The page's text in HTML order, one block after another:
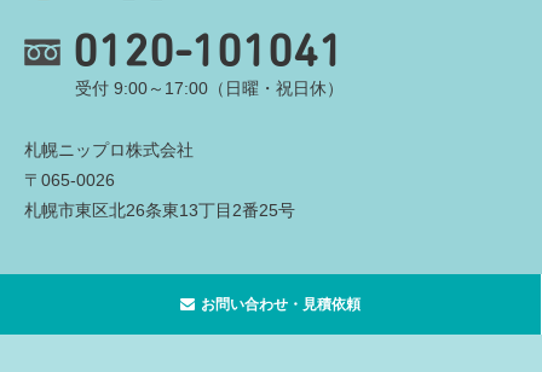
0120-101041
受付 9:00～17:00（日曜・祝日休）
札幌ニップロ株式会社
〒065-0026
札幌市東区北26条東13丁目2番25号
お問い合わせ・見積依頼